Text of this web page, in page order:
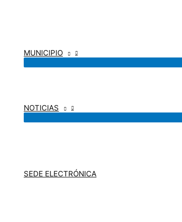
MUNICIPIO
NOTICIAS
SEDE ELECTRÓNICA